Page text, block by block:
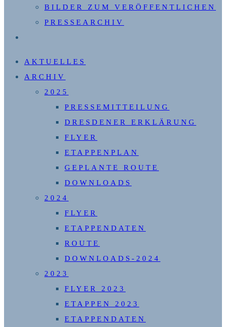
BILDER ZUM VERÖFFENTLICHEN
PRESSEARCHIV
UMSCHALTEN
AKTUELLES
ARCHIV
2025
PRESSEMITTEILUNG
DRESDENER ERKLÄRUNG
FLYER
ETAPPENPLAN
GEPLANTE ROUTE
DOWNLOADS
2024
FLYER
ETAPPENDATEN
ROUTE
DOWNLOADS-2024
2023
FLYER 2023
ETAPPEN 2023
ETAPPENDATEN